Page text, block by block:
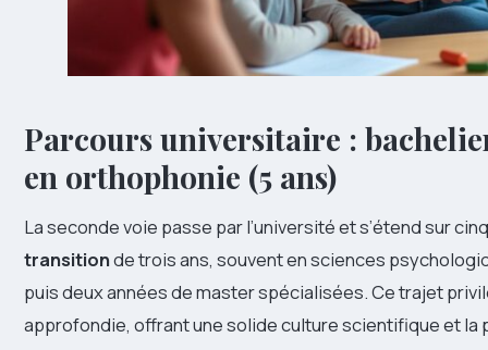
Parcours universitaire :
en orthophonie (5 ans)
La seconde voie passe par l’université et s’étend sur
transitionde trois ans, souvent en sciences
puis deux années de master spécialisées. Ce trajet
approfondie, offrant une solide culture scientifique et